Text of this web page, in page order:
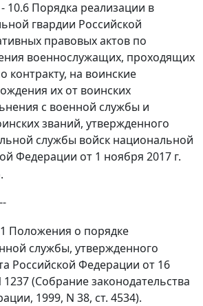
10.6 Порядка реализации в
гвардии Российской
правовых актов по
военнослужащих, проходящих
контракту, на воинские
их от воинских
с военной службы и
званий, утвержденного
службы войск национальной
Федерации от 1 ноября 2017 г.
Положения о порядке
службы, утвержденного
Российской Федерации от 16
1237 (Собрание законодательства
1999, N 38, ст. 4534).